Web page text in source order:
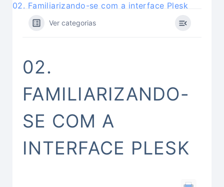
02. Familiarizando-se com a interface Plesk
Ver categorias
02.
FAMILIARIZANDO-
SE COM A
INTERFACE PLESK